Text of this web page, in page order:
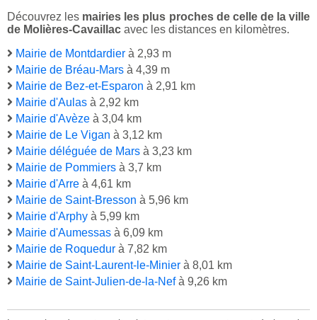
Découvrez les mairies les plus proches de celle de la ville
de Molières-Cavaillac avec les distances en kilomètres.
Mairie de Montdardier à 2,93 m
Mairie de Bréau-Mars à 4,39 m
Mairie de Bez-et-Esparon à 2,91 km
Mairie d'Aulas à 2,92 km
Mairie d'Avèze à 3,04 km
Mairie de Le Vigan à 3,12 km
Mairie déléguée de Mars à 3,23 km
Mairie de Pommiers à 3,7 km
Mairie d'Arre à 4,61 km
Mairie de Saint-Bresson à 5,96 km
Mairie d'Arphy à 5,99 km
Mairie d'Aumessas à 6,09 km
Mairie de Roquedur à 7,82 km
Mairie de Saint-Laurent-le-Minier à 8,01 km
Mairie de Saint-Julien-de-la-Nefà 9,26 km